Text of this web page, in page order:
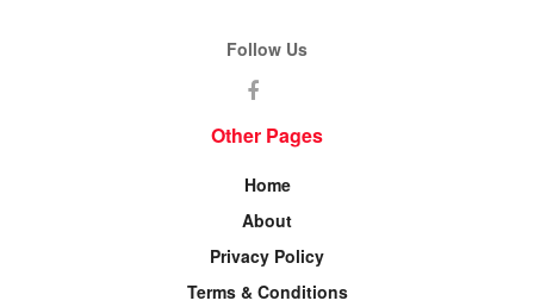
Follow Us
Other Pages
Home
About
Privacy Policy
Terms & Conditions